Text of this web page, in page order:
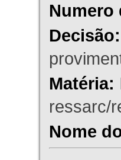
Numero
Decisão:
Matéria:
ressarc/
Nome